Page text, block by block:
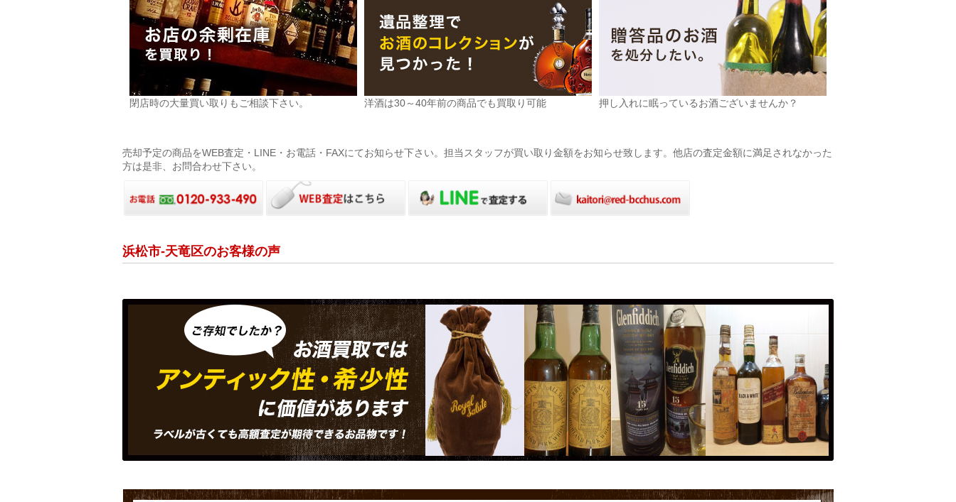
閉店時の大量買い取りもご相談下さい。 洋酒は30～40年前の商品でも買取り可能 押し入れに眠っているお酒ございませんか？
売却予定の商品をWEB査定・LINE・お電話・FAXにてお知らせ下さい。担当スタッフが買い取り金額をお知らせ致します。他店の査定金額に満足されなかった
方は是非、お問合わせ下さい。
浜松市-天竜区のお客様の声